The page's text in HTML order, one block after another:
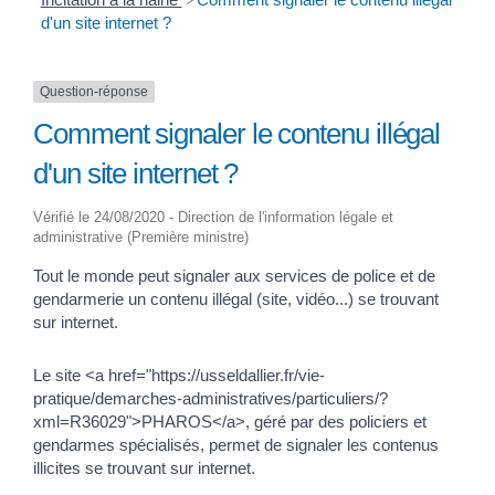
d'un site internet ?
Question-réponse
Comment signaler le contenu illégal
d'un site internet ?
Vérifié le 24/08/2020 - Direction de l'information légale et
administrative (Première ministre)
Tout le monde peut signaler aux services de police et de
gendarmerie un contenu illégal (site, vidéo...) se trouvant
sur internet.
Le site <a href="https://usseldallier.fr/vie-
pratique/demarches-administratives/particuliers/?
xml=R36029">PHAROS</a>, géré par des policiers et
gendarmes spécialisés, permet de signaler les contenus
illicites se trouvant sur internet.